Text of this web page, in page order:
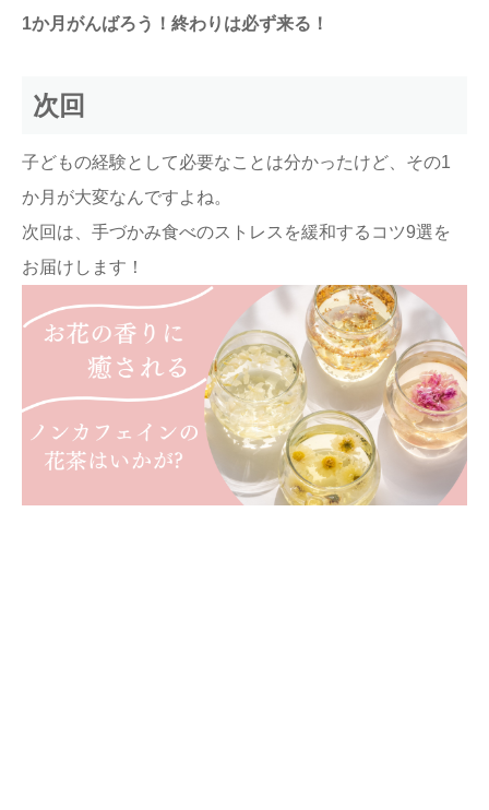
1か月がんばろう！終わりは必ず来る！
次回
子どもの経験として必要なことは分かったけど、その1
か月が大変なんですよね。
次回は、手づかみ食べのストレスを緩和するコツ9選を
お届けします！